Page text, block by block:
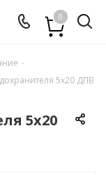
0
-
5х20 ДПВ
5х20